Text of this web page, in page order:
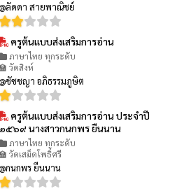
ลัดดา สายพาณิชย์
ครูต้นแบบส่งเสริมการอ่าน
ภาษาไทย ทุกระดับ
วัดสิงห์
ชัชชญา อภิธรรมภูษิต
ครูต้นแบบส่งเสริมการอ่าน ประจำปี
๕๖๙ นางสาวกนกพร ยืนนาน
ภาษาไทย ทุกระดับ
วัดเสม็ดโพธิ์ศรี
กนกพร ยืนนาน